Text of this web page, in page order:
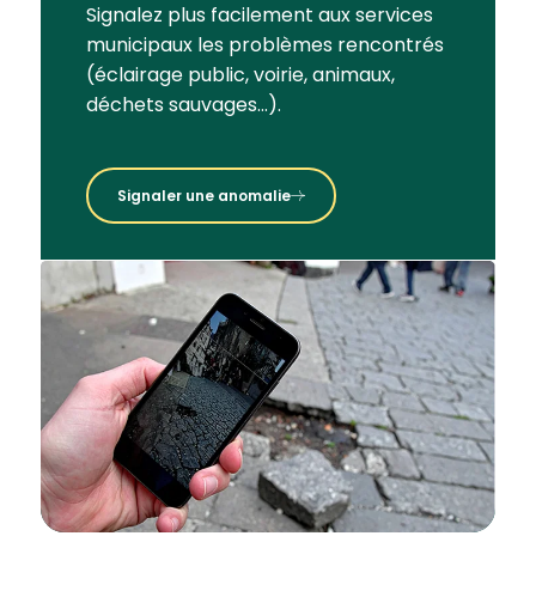
Signalez plus facilement aux services
municipaux les problèmes rencontrés
(éclairage public, voirie, animaux,
déchets sauvages...).
Signaler une anomalie